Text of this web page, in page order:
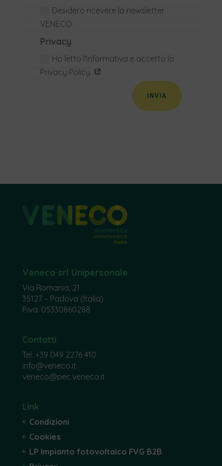
Desidero ricevere la newsletter
VENECO.
Privacy
Ho letto l'Informativa e accetto la
Privacy Policy.
INVIA
Veneco srl Unipersonale
Via Romania, 21
35127 – Padova (Italia)
P.iva: 05330860288
Contatti
Tel: +39 049 2276 410
info@veneco.it
veneco@pec.veneco.it
Link
Condizioni
Cookies
LP Impianto fotovoltaico FVG B2B